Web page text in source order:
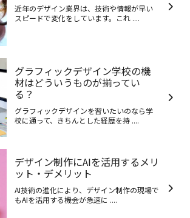
近年のデザイン業界は、技術や情報が早い
スピードで変化をしています。これ ....
グラフィックデザイン学校の機
材はどういうものが揃ってい
る？
グラフィックデザインを習いたいのなら学
校に通って、きちんとした経歴を持 ....
デザイン制作にAIを活用するメリ
ット・デメリット
AI技術の進化により、デザイン制作の現場で
もAIを活用する機会が急速に ....